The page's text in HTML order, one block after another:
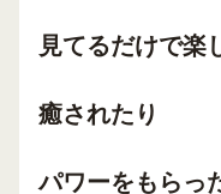
見てるだけで楽
癒されたり
パワーをもらっ